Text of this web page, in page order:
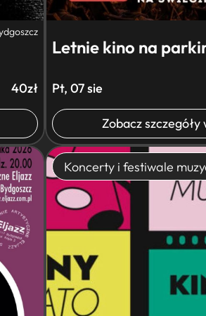
40zł
Letnie kino na
Pt, 07 sie
Zobacz
Koncerty i festiwale